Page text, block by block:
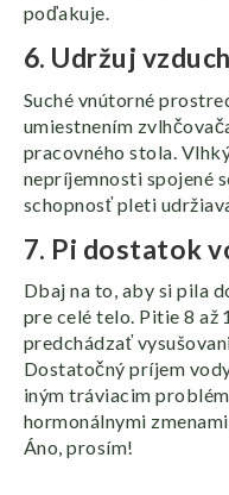
poďakuje.
6. Udržuj
Suché vnútorné
umiestnením
pracovného stola.
nepríjemnosti spojené
schopnosť pleti
7. Pi dostatok
Dbaj na to, aby si pila
pre celé telo. Pitie 8 až
predchádzať
Dostatočný príjem
iným tráviacim
hormonálnymi
Áno, prosím!